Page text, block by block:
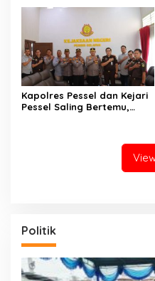
Kapolres Pessel dan Kejari
Pessel Saling Bertemu,
Politik